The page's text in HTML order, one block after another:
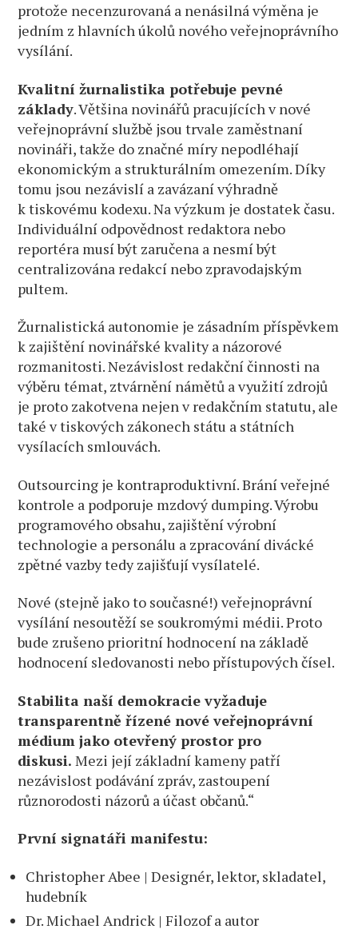
protože necenzurovaná a nenásilná výměna je
jedním z hlavních úkolů nového veřejnoprávního
vysílání.
Kvalitní žurnalistika potřebuje pevné
základy. Většina novinářů pracujících v nové
veřejnoprávní službě jsou trvale zaměstnaní
novináři, takže do značné míry nepodléhají
ekonomickým a strukturálním omezením. Díky
tomu jsou nezávislí a zavázaní výhradně
k tiskovému kodexu. Na výzkum je dostatek času.
Individuální odpovědnost redaktora nebo
reportéra musí být zaručena a nesmí být
centralizována redakcí nebo zpravodajským
pultem.
Žurnalistická autonomie je zásadním příspěvkem
k zajištění novinářské kvality a názorové
rozmanitosti. Nezávislost redakční činnosti na
výběru témat, ztvárnění námětů a využití zdrojů
je proto zakotvena nejen v redakčním statutu, ale
také v tiskových zákonech státu a státních
vysílacích smlouvách.
Outsourcing je kontraproduktivní. Brání veřejné
kontrole a podporuje mzdový dumping. Výrobu
programového obsahu, zajištění výrobní
technologie a personálu a zpracování divácké
zpětné vazby tedy zajišťují vysílatelé.
Nové (stejně jako to současné!) veřejnoprávní
vysílání nesoutěží se soukromými médii. Proto
bude zrušeno prioritní hodnocení na základě
hodnocení sledovanosti nebo přístupových čísel.
Stabilita naší demokracie vyžaduje
transparentně řízené nové veřejnoprávní
médium jako otevřený prostor pro
diskusi. Mezi její základní kameny patří
nezávislost podávání zpráv, zastoupení
různorodosti názorů a účast občanů.“
První signatáři manifestu:
Christopher Abee | Designér, lektor, skladatel,
hudebník
Dr. Michael Andrick | Filozof a autor